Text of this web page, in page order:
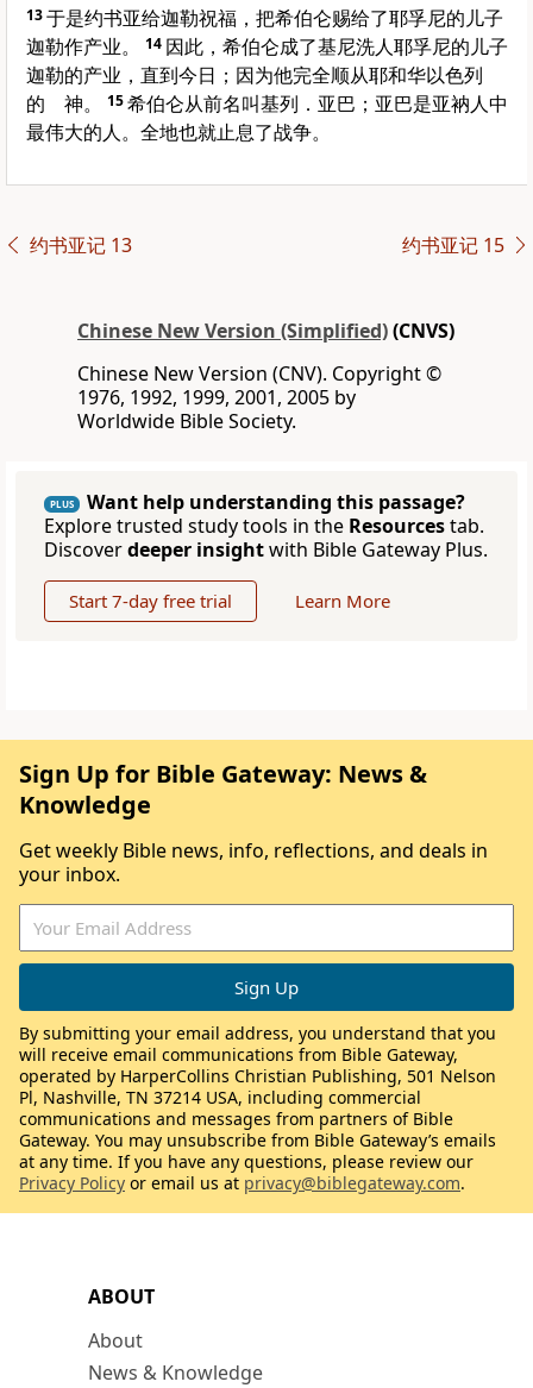
13于是约书亚给迦勒祝福，把希伯仑赐给了耶孚尼的儿子
迦勒作产业。
14 因此，希伯仑成了基尼洗人耶孚尼的儿子
迦勒的产业，直到今日；因为他完全顺从耶和华以色列
的 神。
15希伯仑从前名叫基列．亚巴；亚巴是亚衲人中
最伟大的人。全地也就止息了战争。
约书亚记 13 约书亚记 15
Chinese New Version (Simplified)(CNVS)
Chinese New Version (CNV). Copyright ©
1976, 1992, 1999, 2001, 2005 by
Worldwide Bible Society.
PLUS
Want help understanding this passage?
Explore trusted study tools in the Resourcestab.
Discoverdeeper insightwith Bible Gateway Plus.
Start 7-day free trial Learn More
ABOUT
About
News & Knowledge
Sign Up for Bible Gateway: News &
Knowledge
Get weekly Bible news, info, reflections, and deals in
your inbox.
By submitting your email address, you understand that you
will receive email communications from Bible Gateway,
operated by HarperCollins Christian Publishing, 501 Nelson
Pl, Nashville, TN 37214 USA, including commercial
communications and messages from partners of Bible
Gateway. You may unsubscribe from Bible Gateway’s emails
at any time. If you have any questions, please review our
Privacy Policy or email us at privacy@biblegateway.com.